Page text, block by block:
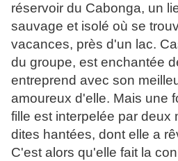
réservoir du Cabonga, un
sauvage et isolé où se
vacances, près d'un lac.
du groupe, est enchantée
entreprend avec son
amoureux d'elle. Mais une
fille est interpelée par deux
dites hantées, dont elle a
C'est alors qu'elle fait la